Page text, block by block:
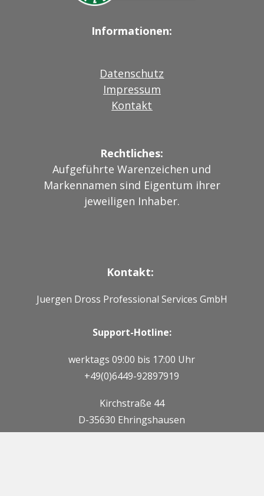
Informationen:
Datenschutz
Impressum
Kontakt
Rechtliches:
Aufgeführte Warenzeichen und
Markennamen sind Eigentum ihrer
jeweiligen Inhaber.
Kontakt:
Juergen Dross Professional Services GmbH
Support-Hotline:
werktags 09:00 bis 17:00 Uhr
+49(0)6449-92897919
Kirchstraße 44
D-35630 Ehringshausen